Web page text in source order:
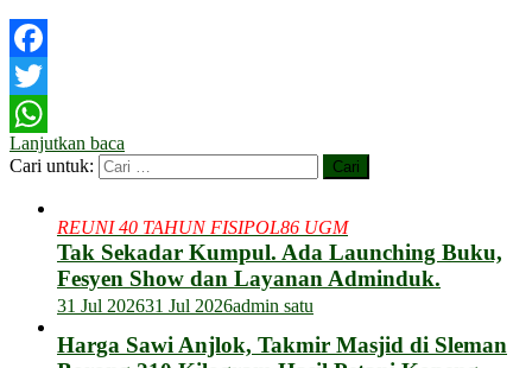
Facebook
Twitter
WhatsApp
Lanjutkan baca
Cari untuk:
REUNI 40 TAHUN FISIPOL86 UGM
Tak Sekadar Kumpul. Ada Launching Buku,
Fesyen Show dan Layanan Adminduk.
31 Jul 202631 Jul 2026admin satu
Harga Sawi Anjlok, Takmir Masjid di Sleman